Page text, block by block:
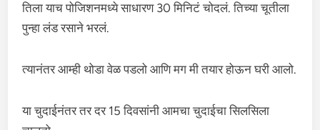
तिला याच पोजिशनमध्ये साधारण 30 मिनिटं चोदलं. तिच्या चूतीला
पुन्हा लंड रसाने भरलं.
त्यानंतर आम्ही थोडा वेळ पडलो आणि मग मी तयार होऊन घरी आलो.
या चुदाईनंतर तर दर 15 दिवसांनी आमचा चुदाईचा सिलसिला